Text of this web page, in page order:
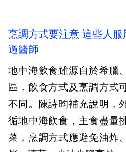
烹調方式要注意 這些人
過醫師
地中海飲食雖源自於希臘
區，飲食方式及烹調方式
不同。陳詩昀補充說明，
循地中海飲食，主食盡量
菜，烹調方式應避免油炸